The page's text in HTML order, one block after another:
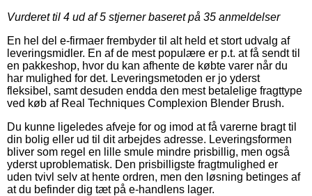
Vurderet til 4 ud af 5 stjerner baseret på 35 anmeldelser
En hel del e-firmaer frembyder til alt held et stort udvalg af
leveringsmidler. En af de mest populære er p.t. at få sendt til
en pakkeshop, hvor du kan afhente de købte varer når du
har mulighed for det. Leveringsmetoden er jo yderst
fleksibel, samt desuden endda den mest betalelige fragttype
ved køb af Real Techniques Complexion Blender Brush.
Du kunne ligeledes afveje for og imod at få varerne bragt til
din bolig eller ud til dit arbejdes adresse. Leveringsformen
bliver som regel en lille smule mindre prisbillig, men også
yderst uproblematisk. Den prisbilligste fragtmulighed er
uden tvivl selv at hente ordren, men den løsning betinges af
at du befinder dig tæt på e-handlens lager.